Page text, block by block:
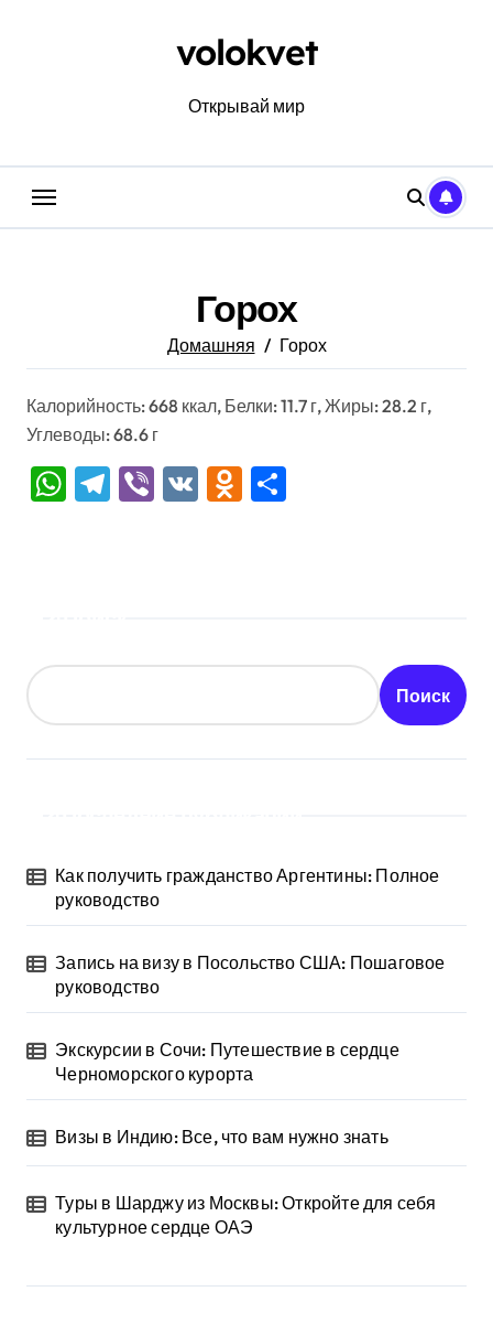
volokvet
Открывай мир
Горох
Домашняя Горох
Калорийность: 668 ккал, Белки: 11.7 г, Жиры: 28.2 г,
Углеводы: 68.6 г
WhatsApp
Telegram
Viber
VK Odnoklassniki
Поиск
Как получить гражданство Аргентины: Полное
руководство
Запись на визу в Посольство США: Пошаговое
руководство
Экскурсии в Сочи: Путешествие в сердце
Черноморского курорта
Визы в Индию: Все, что вам нужно знать
Туры в Шарджу из Москвы: Откройте для себя
культурное сердце ОАЭ